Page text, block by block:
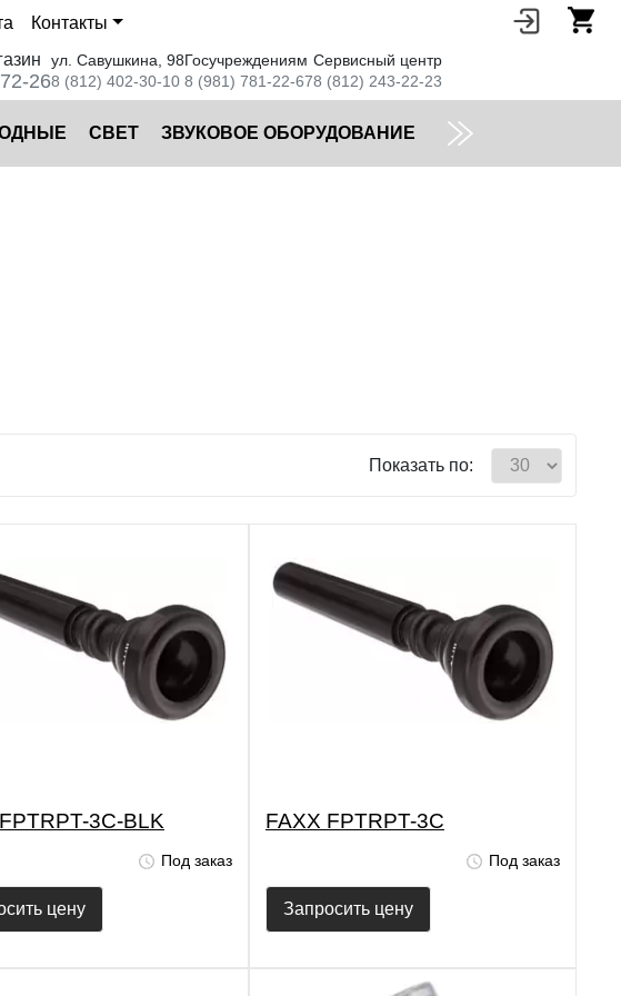
Контакты
26
ул. Савушкина, 98
8 (812) 402-30-10
Госучреждениям
8 (981) 781-22-67
Сервисный центр
8 (812) 243-22-23
CВЕТ ЗВУКОВОЕ ОБОРУДОВАНИЕ
Показать по:
3C-BLK
Под заказ
цену
FAXX FPTRPT-3C
Под заказ
Запросить цену